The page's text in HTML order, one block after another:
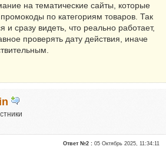
на тематические сайты, которые
по категориям товаров. Так
и сразу видеть, что реально работает,
проверять дату действия, иначе
Ответ №2 :05 Октябрь 2025, 11:34:11